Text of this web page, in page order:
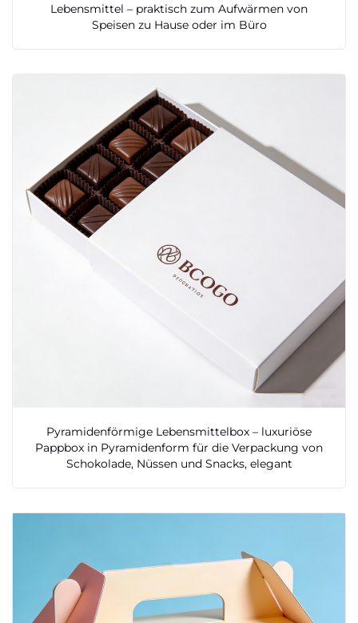
Lebensmittel – praktisch zum Aufwärmen von
Speisen zu Hause oder im Büro
Pyramidenförmige Lebensmittelbox – luxuriöse
Pappbox in Pyramidenform für die Verpackung von
Schokolade, Nüssen und Snacks, elegant